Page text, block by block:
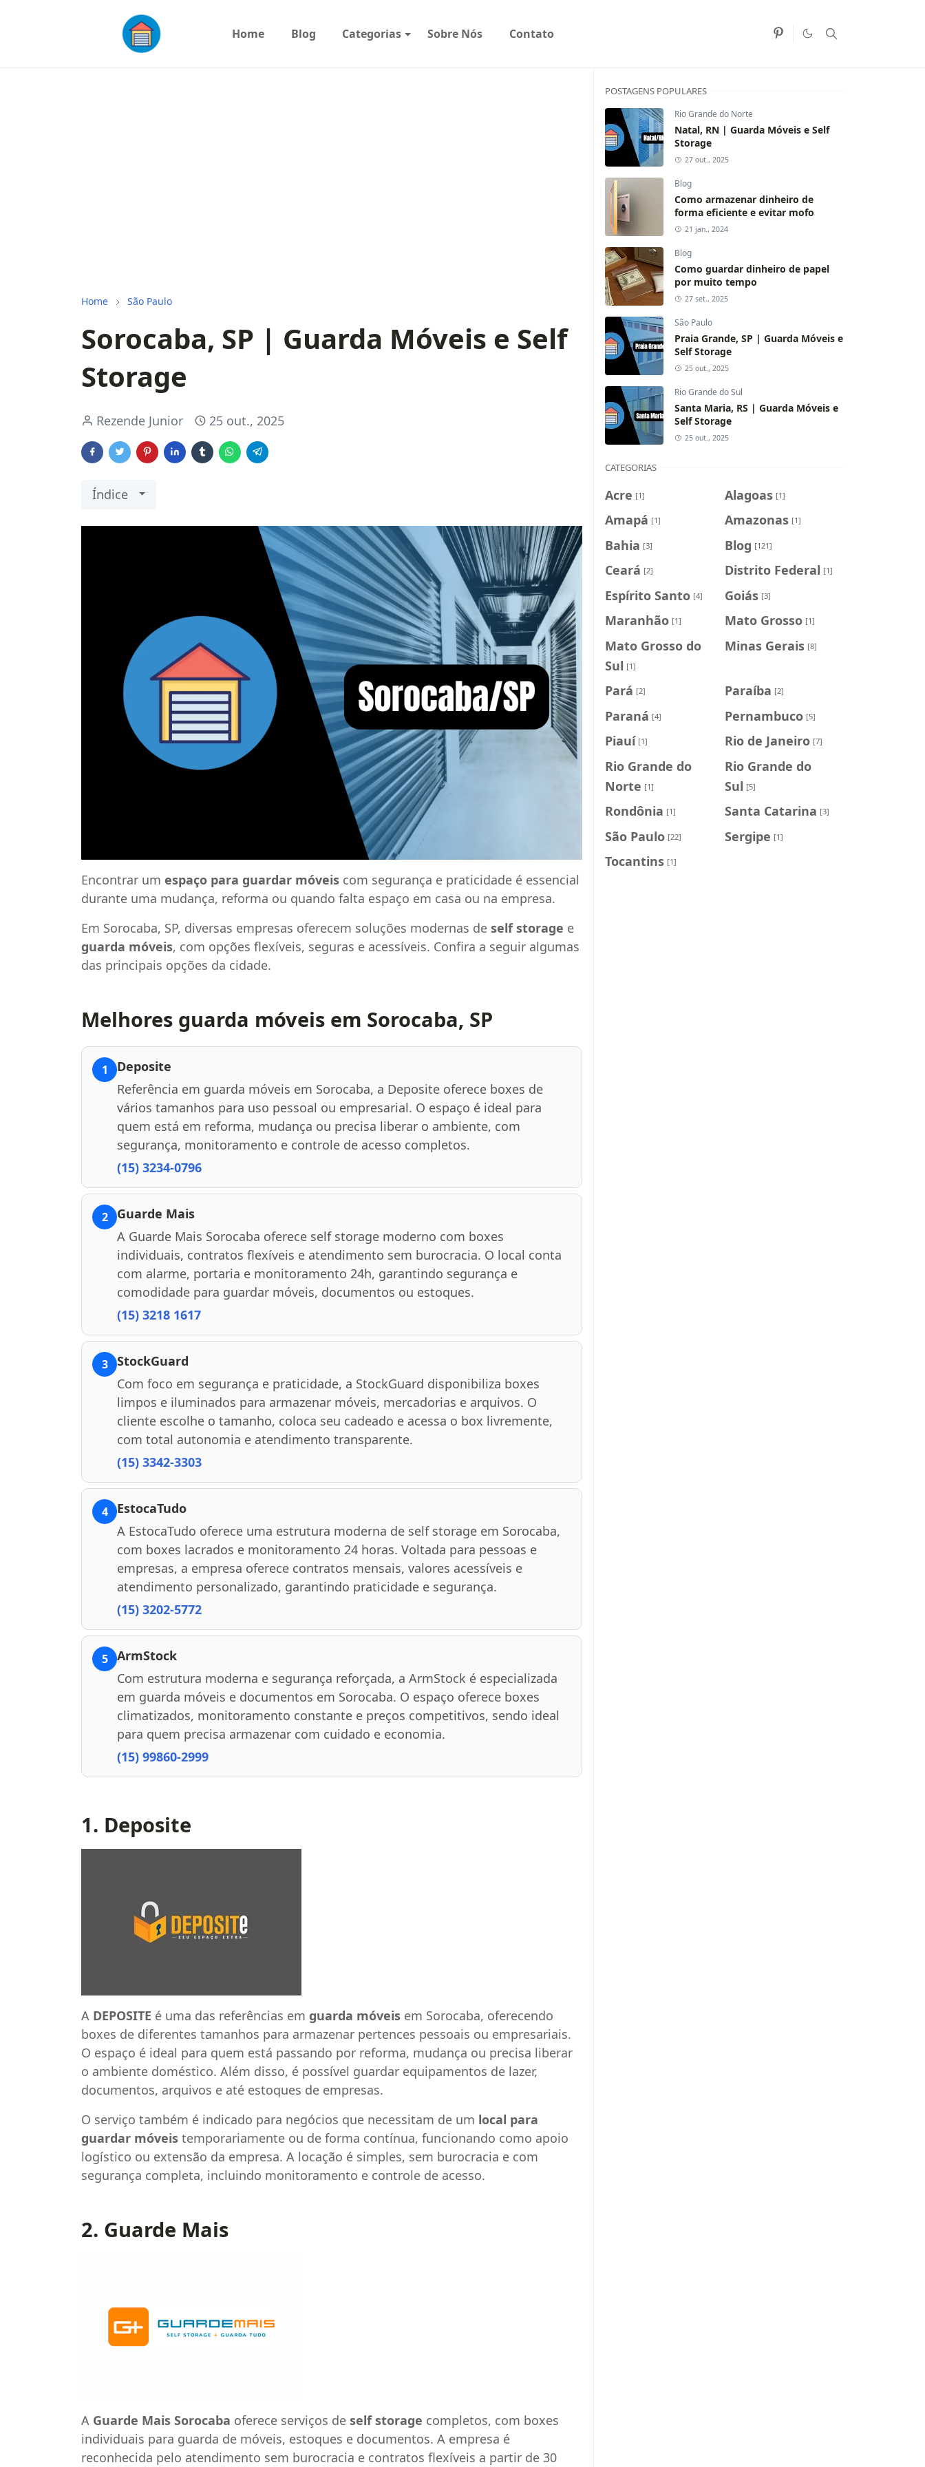
Home Blog Categorias Sobre Nós Contato
Home São Paulo
Sorocaba, SP | Guarda Móveis e Self
Storage
Rezende Junior 25 out., 2025
Índice
Encontrar um espaço para guardar móveis com segurança e praticidade é essencial
durante uma mudança, reforma ou quando falta espaço em casa ou na empresa.
Em Sorocaba, SP, diversas empresas oferecem soluções modernas de self storage e
guarda móveis, com opções flexíveis, seguras e acessíveis. Confira a seguir algumas
das principais opções da cidade.
Melhores guarda móveis em Sorocaba, SP
1
Deposite
Referência em guarda móveis em Sorocaba, a Deposite oferece boxes de
vários tamanhos para uso pessoal ou empresarial. O espaço é ideal para
quem está em reforma, mudança ou precisa liberar o ambiente, com
segurança, monitoramento e controle de acesso completos.
(15) 3234-0796
2
Guarde Mais
A Guarde Mais Sorocaba oferece self storage moderno com boxes
individuais, contratos flexíveis e atendimento sem burocracia. O local conta
com alarme, portaria e monitoramento 24h, garantindo segurança e
comodidade para guardar móveis, documentos ou estoques.
(15) 3218 1617
3
StockGuard
Com foco em segurança e praticidade, a StockGuard disponibiliza boxes
limpos e iluminados para armazenar móveis, mercadorias e arquivos. O
cliente escolhe o tamanho, coloca seu cadeado e acessa o box livremente,
com total autonomia e atendimento transparente.
(15) 3342-3303
4
EstocaTudo
A EstocaTudo oferece uma estrutura moderna de self storage em Sorocaba,
com boxes lacrados e monitoramento 24 horas. Voltada para pessoas e
empresas, a empresa oferece contratos mensais, valores acessíveis e
atendimento personalizado, garantindo praticidade e segurança.
(15) 3202-5772
5
ArmStock
Com estrutura moderna e segurança reforçada, a ArmStock é especializada
em guarda móveis e documentos em Sorocaba. O espaço oferece boxes
climatizados, monitoramento constante e preços competitivos, sendo ideal
para quem precisa armazenar com cuidado e economia.
(15) 99860-2999
1. Deposite
A DEPOSITE é uma das referências em guarda móveis em Sorocaba, oferecendo
boxes de diferentes tamanhos para armazenar pertences pessoais ou empresariais.
O espaço é ideal para quem está passando por reforma, mudança ou precisa liberar
o ambiente doméstico. Além disso, é possível guardar equipamentos de lazer,
documentos, arquivos e até estoques de empresas.
O serviço também é indicado para negócios que necessitam de um local para
guardar móveis temporariamente ou de forma contínua, funcionando como apoio
logístico ou extensão da empresa. A locação é simples, sem burocracia e com
segurança completa, incluindo monitoramento e controle de acesso.
2. Guarde Mais
A Guarde Mais Sorocaba oferece serviços de self storage completos, com boxes
individuais para guarda de móveis, estoques e documentos. A empresa é
reconhecida pelo atendimento sem burocracia e contratos flexíveis a partir de 30
POSTAGENS POPULARES
Rio Grande do Norte
Natal, RN | Guarda Móveis e Self
Storage
27 out., 2025
Blog
Como armazenar dinheiro de
forma eficiente e evitar mofo
21 jan., 2024
Blog
Como guardar dinheiro de papel
por muito tempo
27 set., 2025
São Paulo
Praia Grande, SP | Guarda Móveis e
Self Storage
25 out., 2025
Rio Grande do Sul
Santa Maria, RS | Guarda Móveis e
Self Storage
25 out., 2025
CATEGORIAS
Acre [1] Alagoas [1]
Amapá [1] Amazonas [1]
Bahia [3] Blog [121]
Ceará [2] Distrito Federal [1]
Espírito Santo [4] Goiás [3]
Maranhão [1] Mato Grosso [1]
Mato Grosso do
Sul [1]
Minas Gerais [8]
Pará [2] Paraíba [2]
Paraná [4] Pernambuco [5]
Piauí [1] Rio de Janeiro [7]
Rio Grande do
Norte [1]
Rio Grande do
Sul [5]
Rondônia [1] Santa Catarina [3]
São Paulo [22] Sergipe [1]
Tocantins [1]